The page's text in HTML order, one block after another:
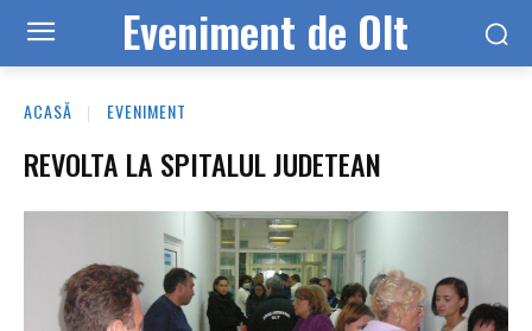
Eveniment de Olt
ACASĂ EVENIMENT
REVOLTA LA SPITALUL JUDETEAN